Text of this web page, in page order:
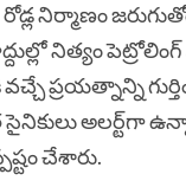
నిర్మాణం
నిత్యం పెట్రోలింగ్
ప్ర‌య‌త్నాన్ని
అల‌ర్ట్‌గా
చేశారు.